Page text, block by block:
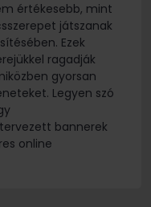
értékesebb, mint
játszanak
Ezek
ragadják
gyorsan
Legyen szó
bannerek
online